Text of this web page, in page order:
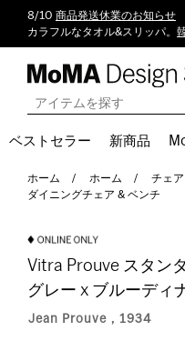
8/10 商品発送休業のお知らせ
カラフルなタオル&スリッパ。
ベストセラー 新商品
ホーム ホーム
チェ
ダイニングチェア & ベンチ
Vitra Prouve スタン
グレー x ブルーディ
Jean Prouve，1934